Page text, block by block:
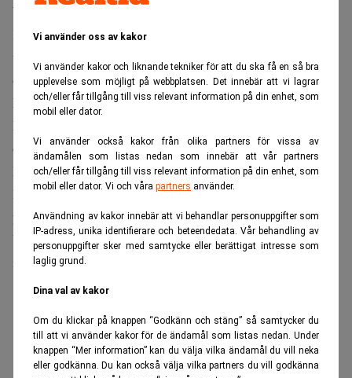
Vi använder oss av kakor
Vi använder kakor och liknande tekniker för att du ska få en så bra
upplevelse som möjligt på webbplatsen. Det innebär att vi lagrar
och/eller får tillgång till viss relevant information på din enhet, som
mobil eller dator.
Vi använder också kakor från olika partners för vissa av
ändamålen som listas nedan som innebär att vår partners
och/eller får tillgång till viss relevant information på din enhet, som
mobil eller dator. Vi och våra partners använder.
Användning av kakor innebär att vi behandlar personuppgifter som
IP-adress, unika identifierare och beteendedata. Vår behandling av
personuppgifter sker med samtycke eller berättigat intresse som
laglig grund.
Dina val av kakor
Om du klickar på knappen “Godkänn och stäng” så samtycker du
till att vi använder kakor för de ändamål som listas nedan. Under
knappen “Mer information” kan du välja vilka ändamål du vill neka
eller godkänna. Du kan också välja vilka partners du vill godkänna
Värsta raset på många år
Kursraset innebär den största nedgången för IBM-aktien
under en enskild handelsdag sedan åtminstone 1972 och
överträffar även fallet under börskraschen på Black
Monday 1987, skriverFinancial Times.
Bolaget hade räknat med stark efterfrågan på stordatorer
och tillhörande programvara.
Istället valde många kunder att prioritera inköp av servrar,
lagringssystem och annan datorkapacitet inför väntade
prisökningar kopplade till den globala AI-boomen.
Under årets andra kvartal minskade intäkterna från
infrastrukturaffären med sju procent.
ANNONS